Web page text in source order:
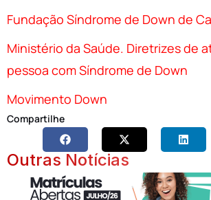
Fundação Síndrome de Down de
Ministério da Saúde. Diretrizes de
pessoa com Síndrome de Down
Movimento Down
Compartilhe
Outras Notícias